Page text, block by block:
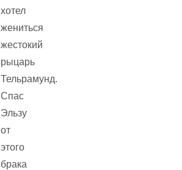
хотел
жениться
жестокий
рыцарь
Тельрамунд.
Спас
Эльзу
от
этого
брака